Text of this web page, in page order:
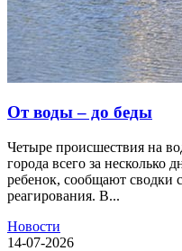
От воды – до беды
Четыре происшествия на
города всего за
ребенок, сообщают сводки
реагирования. В...
Новости
14-07-2026